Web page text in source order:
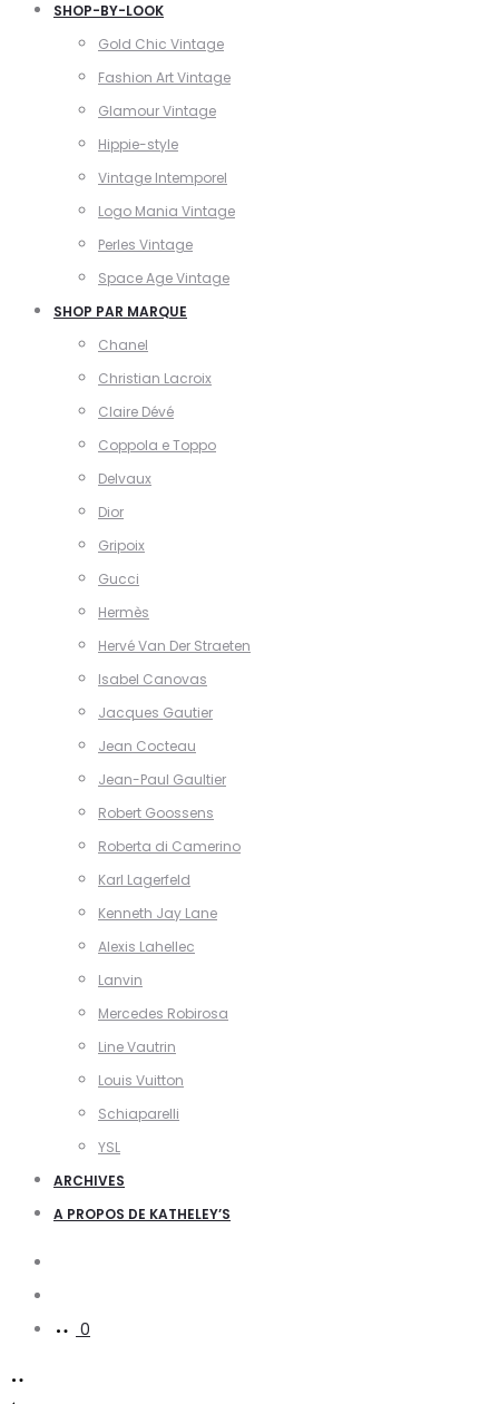
SHOP-BY-LOOK
Gold Chic Vintage
Fashion Art Vintage
Glamour Vintage
Hippie-style
Vintage Intemporel
Logo Mania Vintage
Perles Vintage
Space Age Vintage
SHOP PAR MARQUE
Chanel
Christian Lacroix
Claire Dévé
Coppola e Toppo
Delvaux
Dior
Gripoix
Gucci
Hermès
Hervé Van Der Straeten
Isabel Canovas
Jacques Gautier
Jean Cocteau
Jean-Paul Gaultier
Robert Goossens
Roberta di Camerino
Karl Lagerfeld
Kenneth Jay Lane
Alexis Lahellec
Lanvin
Mercedes Robirosa
Line Vautrin
Louis Vuitton
Schiaparelli
YSL
ARCHIVES
A PROPOS DE KATHELEY’S
0